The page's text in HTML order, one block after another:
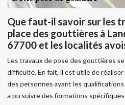
Que faut-il savoir sur les
place des gouttières à
67700 et les localités
Les travaux de pose des gouttières
difficulté. En fait, il est utile de
des personnes ayant les
a pu suivre des formations